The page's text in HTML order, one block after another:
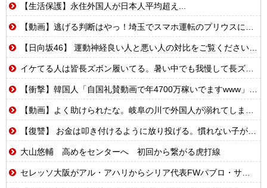
【生活保護】永住外国人が日本人平均超え...
【動画】逃げる判断はやっ！埼玉でスマホ運転のプリウスに当て逃げされる車載。
【日向坂46】 運動神経良い人と悪い人の対比をご覧ください…
イケてる人は皆長ズボン履いてる。暑い中でも我慢して長ズボン履いてる。半ズボンはモテ無い。厳しいって
【衝撃】韓国人「自国礼賛動画で年4700万稼いでますwww」→海外の反応ch運営の秘密…
【動画】よく助けられたな。岐阜の川で外国人が溺れてしまう事故。
【復讐】 お金は叩き付けるように放り投げる。慣れない子がレジ打つと舌打ちしておっせーなと言う。
大山悠輔 高めをセンターへ 初回から繋がる虎打線
セレッソ大阪がアル・アハリからシリア代表FWパブロ・サバックを獲得へ 2025年のKリーグ得点王